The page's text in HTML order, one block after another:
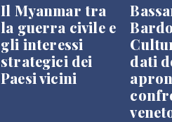
Il Myanmar tra
la guerra civile e
gli interessi
strategici dei
Paesi vicini
dati